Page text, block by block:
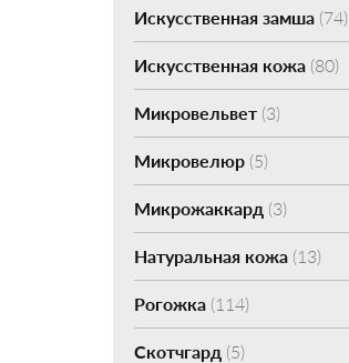
Искусственная замша(74)
Искусственная кожа(80)
Микровельвет(3)
Микровелюр(5)
Микрожаккард (3)
Натуральная кожа(13)
Рогожка(114)
Скотчгард (5)